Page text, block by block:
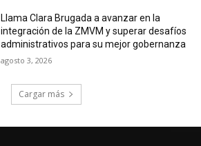
Llama Clara Brugada a avanzar en la
integración de la ZMVM y superar desafíos
administrativos para su mejor gobernanza
agosto 3, 2026
Cargar más